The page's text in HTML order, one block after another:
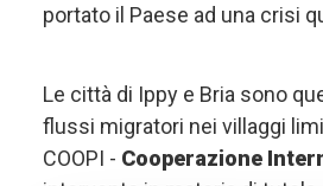
portato il Paese ad una crisi
Le città di Ippy e Bria sono
flussi migratori nei villaggi
COOPI - Cooperazione